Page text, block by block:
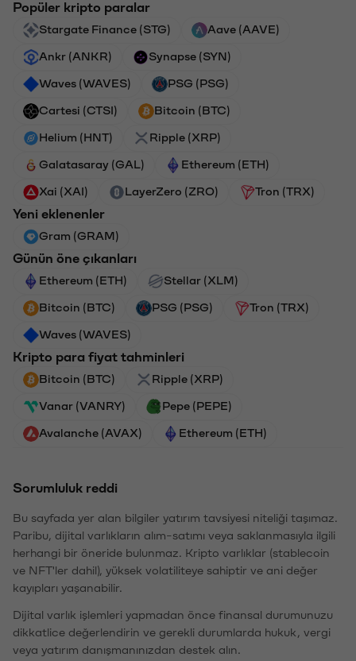
Popüler kripto paralar
Stargate Finance (STG) Aave (AAVE)
Ankr (ANKR) Synapse (SYN)
Waves (WAVES) PSG (PSG)
Cartesi (CTSI) Bitcoin (BTC)
Helium (HNT) Ripple (XRP)
Galatasaray (GAL) Ethereum (ETH)
Xai (XAI) LayerZero (ZRO) Tron (TRX)
Yeni eklenenler
Gram (GRAM)
Günün öne çıkanları
Ethereum (ETH) Stellar (XLM)
Bitcoin (BTC) PSG (PSG) Tron (TRX)
Waves (WAVES)
Kripto para fiyat tahminleri
Bitcoin (BTC) Ripple (XRP)
Vanar (VANRY) Pepe (PEPE)
Avalanche (AVAX) Ethereum (ETH)
Sorumluluk reddi
Bu sayfada yer alan bilgiler yatırım tavsiyesi niteliği taşımaz.
Paribu, dijital varlıkların alım-satımı veya saklanmasıyla ilgili
herhangi bir öneride bulunmaz. Kripto varlıklar (stablecoin
ve NFT'ler dahil), yüksek volatiliteye sahiptir ve ani değer
kayıpları yaşanabilir.
Dijital varlık işlemleri yapmadan önce finansal durumunuzu
dikkatlice değerlendirin ve gerekli durumlarda hukuk, vergi
veya yatırım danışmanınızdan destek alın.